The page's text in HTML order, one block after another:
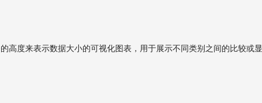
高度来表示数据大小的可视化图表，用于展示不同类别之间的比较或显